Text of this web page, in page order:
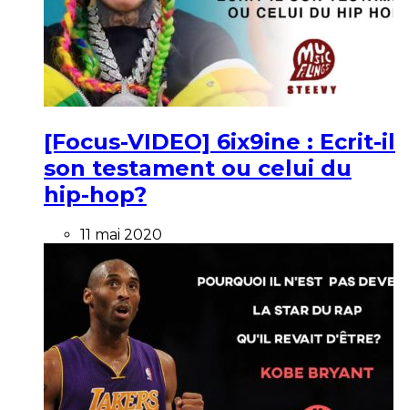
[Focus-VIDEO] 6ix9ine : Ecrit-il
son testament ou celui du
hip-hop?
11 mai 2020